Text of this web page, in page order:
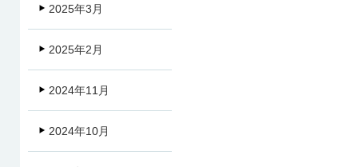
2025年3月
2025年2月
2024年11月
2024年10月